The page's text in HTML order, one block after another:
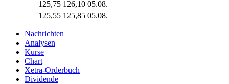
125,75 126,10 05.08.
125,55 125,85 05.08.
Nachrichten
Analysen
Kurse
Chart
Xetra-Orderbuch
Dividende